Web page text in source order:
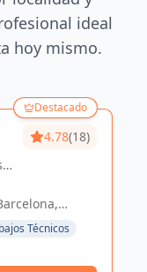
ideal
hoy mismo.
Destacado
4.78(18)
Técnicos